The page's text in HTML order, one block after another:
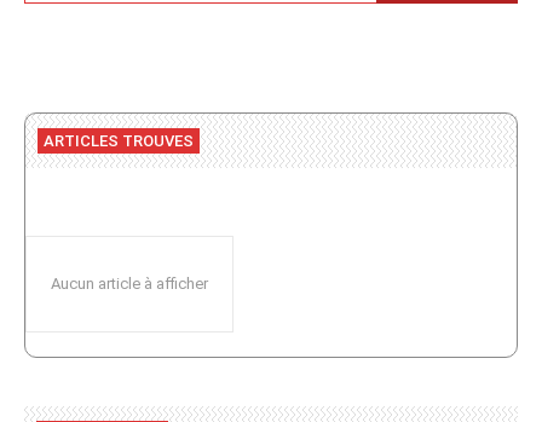
ARTICLES TROUVES
Aucun article à afficher